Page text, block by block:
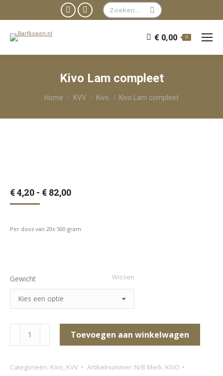
Facebook
in
window
WhatsApp
in
window
Zoeken:
€ 0,00 0
Kivo Lam compleet
Je bent hier:
Home KVV Kivo Kivo Lam compleet
€4,20 - € 82,00Prijsklasse:
Per doos van 20x 500 gram
Gewicht Wissen
Lam
aantal
Toevoegen aan winkelwagen
Categorieën: Kivo, KVV Artikelnummer: N/B Merk: KIVO